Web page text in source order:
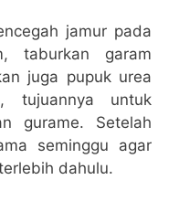
jamur pada
taburkan garam
juga pupuk urea
tujuannya untuk
gurame. Setelah
seminggu agar
dahulu.